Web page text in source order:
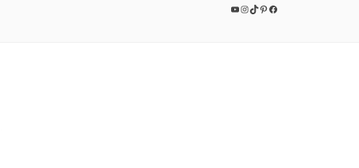
YouTube
Instagram
TikTok
Pinterest
Facebook